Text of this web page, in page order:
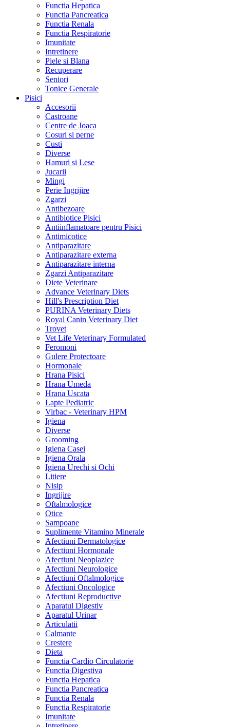
Functia Hepatica
Functia Pancreatica
Functia Renala
Functia Respiratorie
Imunitate
Intretinere
Piele si Blana
Recuperare
Seniori
Tonice Generale
Pisici
Accesorii
Castroane
Centre de Joaca
Cosuri si perne
Custi
Diverse
Hamuri si Lese
Jucarii
Mingi
Perie Ingrijire
Zgarzi
Antibezoare
Antibiotice Pisici
Antiinflamatoare pentru Pisici
Antimicotice
Antiparazitare
Antiparazitare externa
Antiparazitare interna
Zgarzi Antiparazitare
Diete Veterinare
Advance Veterinary Diets
Hill's Prescription Diet
PURINA Veterinary Diets
Royal Canin Veterinary Diet
Trovet
Vet Life Veterinary Formulated
Feromoni
Gulere Protectoare
Hormonale
Hrana Pisici
Hrana Umeda
Hrana Uscata
Lapte Pediatric
Virbac - Veterinary HPM
Igiena
Diverse
Grooming
Igiena Casei
Igiena Orala
Igiena Urechi si Ochi
Litiere
Nisip
Ingrijire
Oftalmologice
Otice
Sampoane
Suplimente Vitamino Minerale
Afectiuni Dermatologice
Afectiuni Hormonale
Afectiuni Neoplazice
Afectiuni Neurologice
Afectiuni Oftalmologice
Afectiuni Oncologice
Afectiuni Reproductive
Aparatul Digestiv
Aparatul Urinar
Articulatii
Calmante
Crestere
Dieta
Functia Cardio Circulatorie
Functia Digestiva
Functia Hepatica
Functia Pancreatica
Functia Renala
Functia Respiratorie
Imunitate